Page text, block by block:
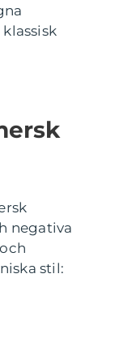
negativa
stil: